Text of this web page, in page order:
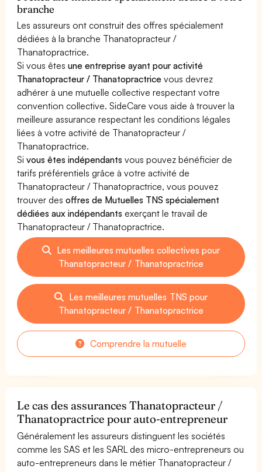
branche
Les assureurs ont construit des offres spécialement
dédiées à la branche Thanatopracteur /
Thanatopractrice.
Si vous êtesune entreprise ayant pour activité
Thanatopracteur / Thanatopractrice vous devrez
adhérer à une mutuelle collective respectant votre
convention collective. SideCare vous aide à trouver la
meilleure assurance respectant les conditions légales
liées à votre activité de Thanatopracteur /
Thanatopractrice.
Sivous êtes indépendants vous pouvez bénéficier de
tarifs préférentiels grâce à votre activité de
Thanatopracteur / Thanatopractrice, vous pouvez
trouver desoffres de Mutuelles TNS spécialement
dédiées aux indépendants exerçant le travail de
Thanatopracteur / Thanatopractrice.
Les meilleures mutuelles collectives pour
Thanatopracteur / Thanatopractrice
Les meilleures mutuelles TNS pour
Thanatopracteur / Thanatopractrice
Comprendre la mutuelle
Le cas des assurances Thanatopracteur /
Thanatopractrice pour auto-entrepreneur
Généralement les assureurs distinguent les sociétés
comme les SAS et les SARL des micro-entrepreneurs ou
auto-entrepreneurs dans le métier Thanatopracteur /